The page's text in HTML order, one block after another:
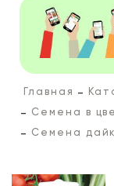
Главная
Семена в
Семена